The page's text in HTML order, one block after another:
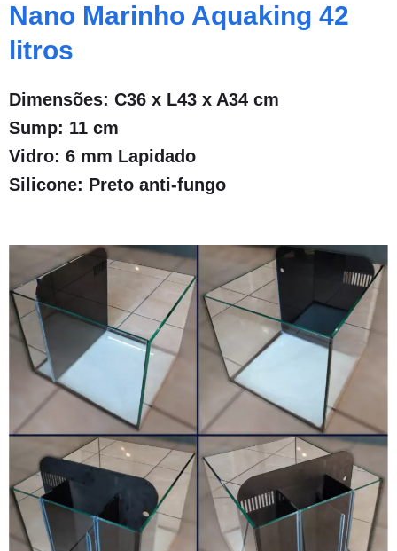
Nano Marinho Aquaking 42
litros
Dimensões: C36 x L43 x A34 cm
Sump: 11 cm
Vidro: 6 mm Lapidado
Silicone: Preto anti-fungo